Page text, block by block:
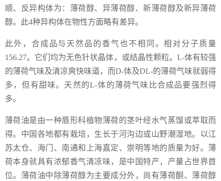
顺、反异构体为：薄荷醇、异薄荷醇、新薄荷醇及新异薄荷
醇。此4种异构体在物性方面略有差异。
此外，合成品与天然品的香气也不相同。相对分子质量
156.27。它们均为无色针状晶体，或结晶性颗粒。L-体有较强
的薄荷气味及清凉爽快味道，而D-体及DL-的薄荷气味就弱得
多，但有甜味。天然的L-体的薄荷气味比合成品要强烈得
多。
薄荷油是由一种唇形科植物薄荷的茎叶经水气蒸馏或萃取而
得。中国各地都有栽培，生长于河沟边或山野潮湿地。以江
苏太仓、海门、南通和上海嘉定、崇明等地的质量为好。薄
荷本身就具有浓郁香气清凉味，是中国特产，产量占世界首
位。薄荷油中除薄荷醇为主要成分外，尚有薄荷酮、薄荷醇